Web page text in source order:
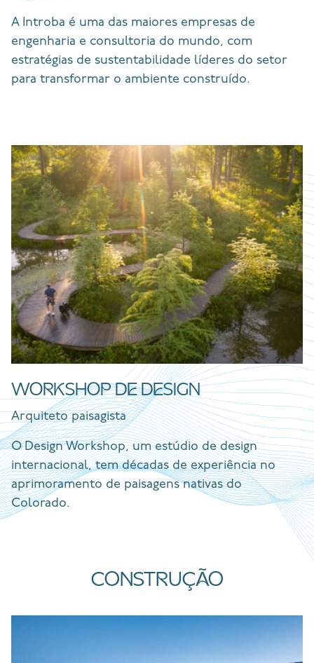
A Introba é uma das maiores empresas de
engenharia e consultoria do mundo, com
estratégias de sustentabilidade líderes do setor
para transformar o ambiente construído.
WORKSHOP DE DESIGN
Arquiteto paisagista
O Design Workshop, um estúdio de design
internacional, tem décadas de experiência no
aprimoramento de paisagens nativas do
Colorado.
CONSTRUÇÃO